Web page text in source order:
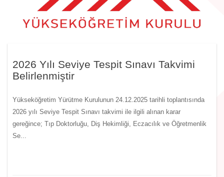
2026 Yılı Seviye Tespit Sınavı Takvimi
Belirlenmiştir
Yükseköğretim Yürütme Kurulunun 24.12.2025 tarihli toplantısında
2026 yılı Seviye Tespit Sınavı takvimi ile ilgili alınan karar
gereğince; Tıp Doktorluğu, Diş Hekimliği, Eczacılık ve Öğretmenlik
Se...